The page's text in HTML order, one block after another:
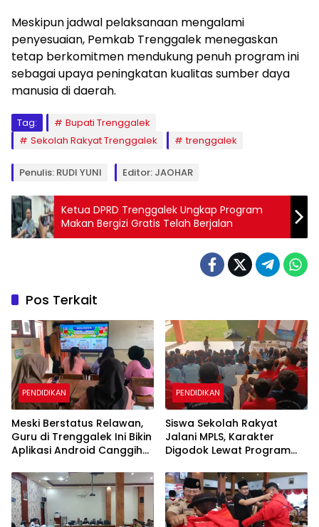
Meskipun jadwal pelaksanaan mengalami
penyesuaian, Pemkab Trenggalek menegaskan
tetap berkomitmen mendukung penuh program ini
sebagai upaya peningkatan kualitas sumber daya
manusia di daerah.
Tag:
Bupati Trenggalek
Sekolah Rakyat Trenggalek
trenggalek
Penulis: RUDI YUNI Editor: JAOHAR
Ketua DPRD Trenggalek Ungkap Program
Makan Bergizi Gratis Telah Berjalan
Pos Terkait
PENDIDIKAN
Meski Berstatus Relawan,
Guru di Trenggalek Ini Bikin
Aplikasi Android Canggih
PENDIDIKAN
Siswa Sekolah Rakyat
Jalani MPLS, Karakter
Digodok Lewat Program